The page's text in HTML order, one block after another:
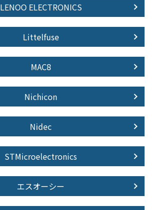
LENOO ELECTRONICS
Littelfuse
MAC8
Nichicon
Nidec
STMicroelectronics
エスオーシー